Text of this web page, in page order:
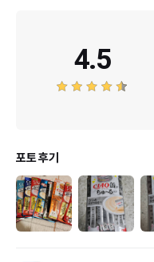
4.5
포토 후기